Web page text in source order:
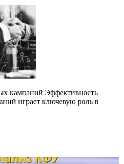
кампаний Эффективность
играет ключевую роль в